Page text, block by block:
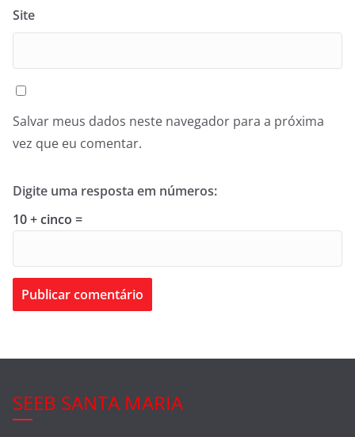
Site
Salvar meus dados neste navegador para a próxima
vez que eu comentar.
Digite uma resposta em números:
10 + cinco =
SEEB SANTA MARIA